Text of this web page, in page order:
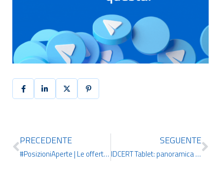
PRECEDENTE
#PosizioniAperte | Le offerte di lavoro più interessanti di questa settimana
SEGUENTE
IDCERT Tablet: panoramica del Corso online + Certificazione